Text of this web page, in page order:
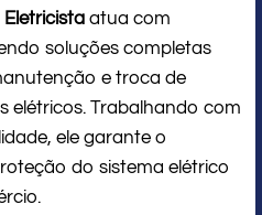
atua com
soluções completas
e troca de
elétricos. Trabalhando com
ele garante o
do sistema elétrico